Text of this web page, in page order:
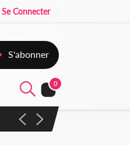
Se Connecter
S'abonner
0